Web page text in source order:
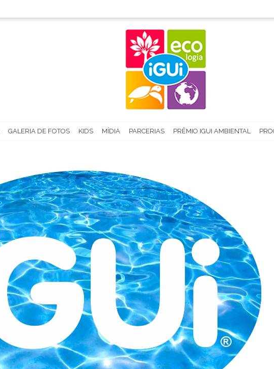
GALERIA DE FOTOS KIDS MÍDIA PARCERIAS PRÊMIO IGUI AMBIENTAL